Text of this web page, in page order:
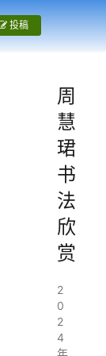
投稿
周
慧
珺
书
法
欣
赏
2
0
2
4
年